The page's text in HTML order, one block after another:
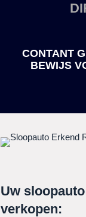
CONTANT
BEWIJS
Uw
verkopen: